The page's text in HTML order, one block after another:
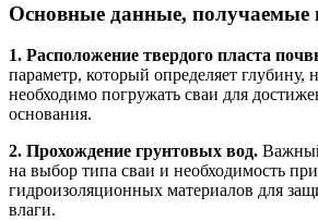
Основные данные, получаемые
1. Расположение твердого пласта
параметр, который определяет глубину,
необходимо погружать сваи для
основания.
2. Прохождение грунтовых вод.
на выбор типа сваи и необходимость
гидроизоляционных материалов для
влаги.